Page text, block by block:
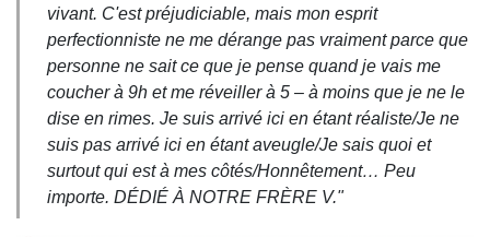
vivant. C'est préjudiciable, mais mon esprit
perfectionniste ne me dérange pas vraiment parce que
personne ne sait ce que je pense quand je vais me
coucher à 9h et me réveiller à 5 – à moins que je ne le
dise en rimes. Je suis arrivé ici en étant réaliste/Je ne
suis pas arrivé ici en étant aveugle/Je sais quoi et
surtout qui est à mes côtés/Honnêtement… Peu
importe. DÉDIÉ À NOTRE FRÈRE V."